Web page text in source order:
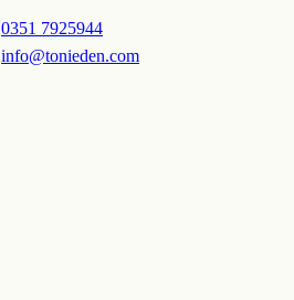
0351 7925944
info@tonieden.com